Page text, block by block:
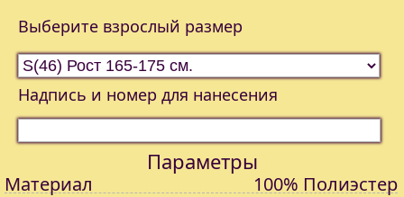
Выберите взрослый размер
Надпись и номер для нанесения
Параметры
Материал
100% Полиэстер